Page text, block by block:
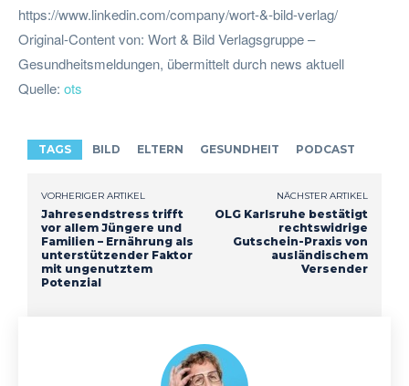
https://www.linkedin.com/company/wort-&-bild-verlag/
Original-Content von: Wort & Bild Verlagsgruppe –
Gesundheitsmeldungen, übermittelt durch news aktuell
Quelle: ots
TAGS BILD ELTERN GESUNDHEIT PODCAST
VORHERIGER ARTIKEL
Jahresendstress trifft
vor allem Jüngere und
Familien – Ernährung als
unterstützender Faktor
mit ungenutztem
Potenzial
NÄCHSTER ARTIKEL
OLG Karlsruhe bestätigt
rechtswidrige
Gutschein-Praxis von
ausländischem
Versender